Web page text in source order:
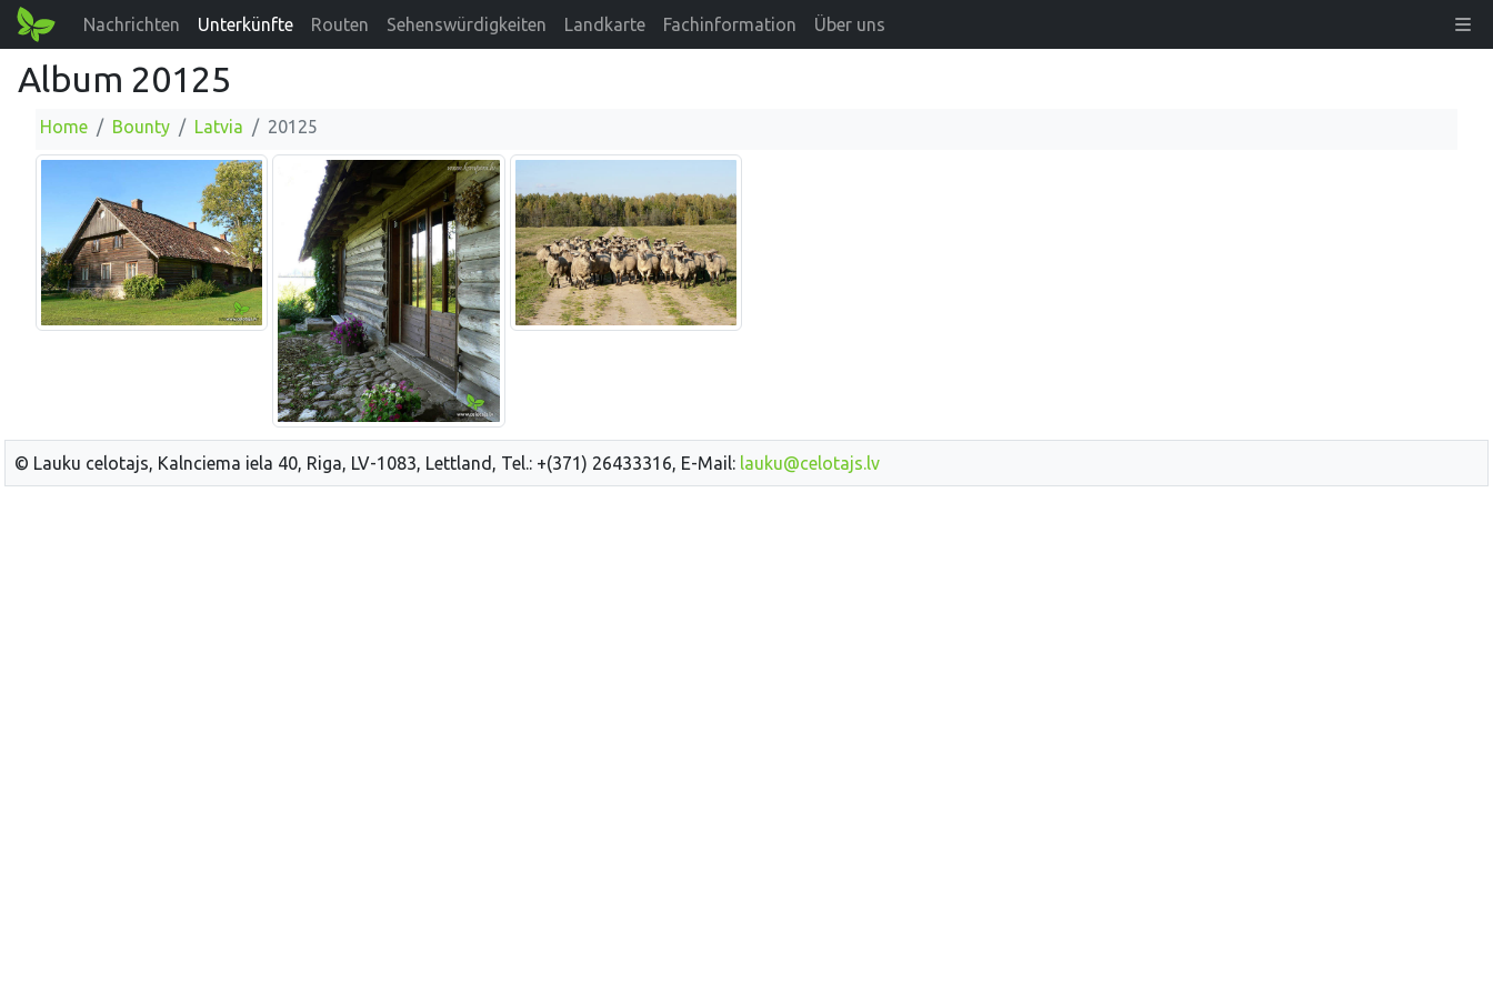
Nachrichten Unterkünfte Routen Sehenswürdigkeiten Landkarte Fachinformation Über uns
Album 20125
Home Bounty Latvia 20125
© Lauku celotajs, Kalnciema iela 40, Riga, LV-1083, Lettland, Tel.: +(371) 26433316, E-Mail: lauku@celotajs.lv